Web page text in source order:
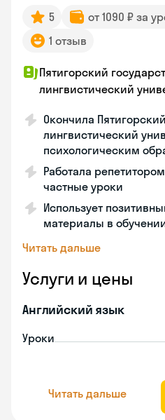
5 от 1090 ₽ за
1 отзыв
Пятигорский
лингвистический
Окончила
лингвистический
психологическим
Работала
частные уроки
Использует
материалы в
Читать дальше
Услуги и цены
Английский язык
Уроки
Читать дальше